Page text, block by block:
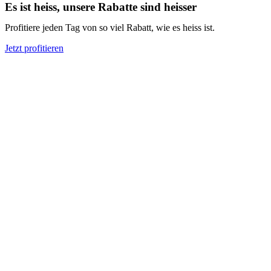
Es ist heiss, unsere Rabatte sind heisser
Profitiere jeden Tag von so viel Rabatt, wie es heiss ist.
Jetzt profitieren